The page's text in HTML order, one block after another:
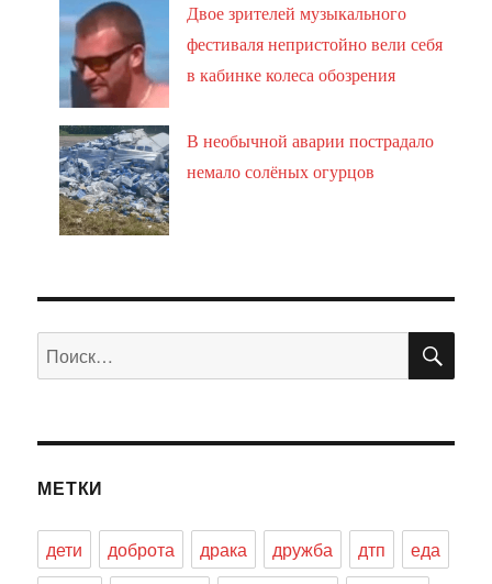
Двое зрителей музыкального
фестиваля непристойно вели себя
в кабинке колеса обозрения
В необычной аварии пострадало
немало солёных огурцов
Искать:
МЕТКИ
дети доброта драка дружба дтп
еда